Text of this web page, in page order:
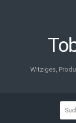
Witziges,